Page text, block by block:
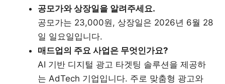
공모가와 상장일을 알려주세요.
공모가는 23,000원, 상장일은 2026년 6월 28
일 일요일입니다.
매드업의 주요 사업은 무엇인가요?
AI 기반 디지털 광고 타겟팅 솔루션을 제공하
는 AdTech 기업입니다. 주로 맞춤형 광고와